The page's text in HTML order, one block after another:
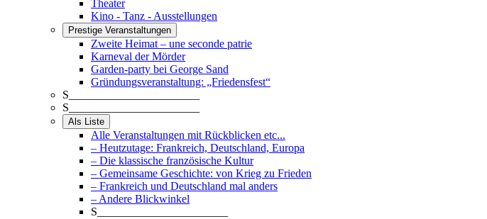
Theater
Kino - Tanz - Ausstellungen
Prestige Veranstaltungen
Zweite Heimat – une seconde patrie
Karneval der Mörder
Garden-party bei George Sand
Gründungsveranstaltung: „Friedensfest“
S_______________________
S_______________________
Als Liste
Alle Veranstaltungen mit Rückblicken etc...
– Heutzutage: Frankreich, Deutschland, Europa
– Die klassische französische Kultur
– Gemeinsame Geschichte: von Krieg zu Frieden
– Frankreich und Deutschland mal anders
– Andere Blickwinkel
S_______________________